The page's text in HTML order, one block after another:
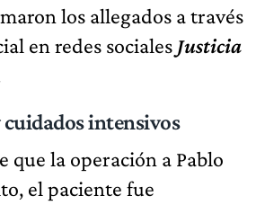
los allegados a través
en redes sociales Justicia
intensivos
que la operación a Pablo
el paciente fue